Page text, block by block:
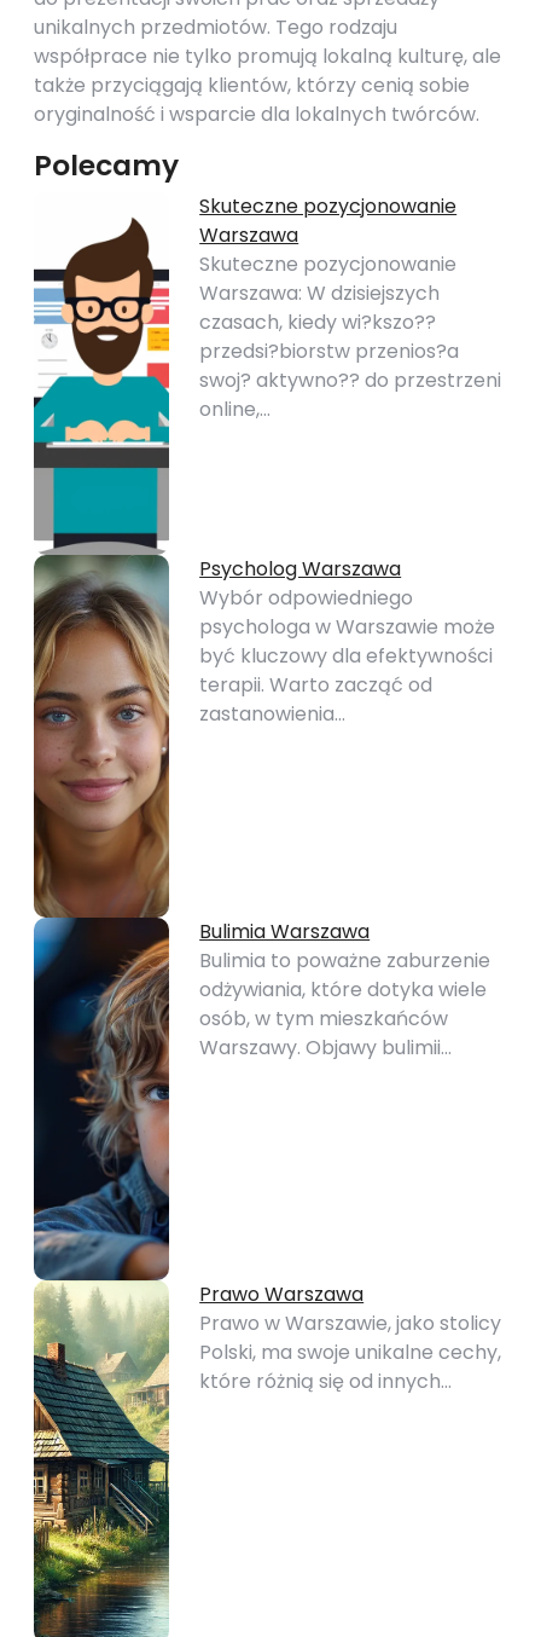
unikalnych przedmiotów. Tego rodzaju
współprace nie tylko promują lokalną kulturę, ale
także przyciągają klientów, którzy cenią sobie
oryginalność i wsparcie dla lokalnych twórców.
Polecamy
Skuteczne pozycjonowanie
Warszawa
Skuteczne pozycjonowanie
Warszawa: W dzisiejszych
czasach, kiedy wi?kszo??
przedsi?biorstw przenios?a
swoj? aktywno?? do przestrzeni
online,…
Psycholog Warszawa
Wybór odpowiedniego
psychologa w Warszawie może
być kluczowy dla efektywności
terapii. Warto zacząć od
zastanowienia…
Bulimia Warszawa
Bulimia to poważne zaburzenie
odżywiania, które dotyka wiele
osób, w tym mieszkańców
Warszawy. Objawy bulimii…
Prawo Warszawa
Prawo w Warszawie, jako stolicy
Polski, ma swoje unikalne cechy,
które różnią się od innych…